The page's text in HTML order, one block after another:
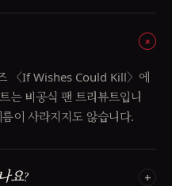
〈If Wishes Could Kill〉에
는 비공식 팬 트리뷰트입니
이 사라지지도 않습니다.
요?